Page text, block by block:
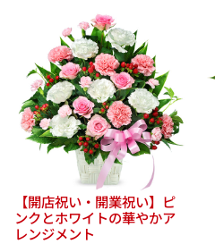
【開店祝い・開業祝い】ピ
ンクとホワイトの華やかア
レンジメント